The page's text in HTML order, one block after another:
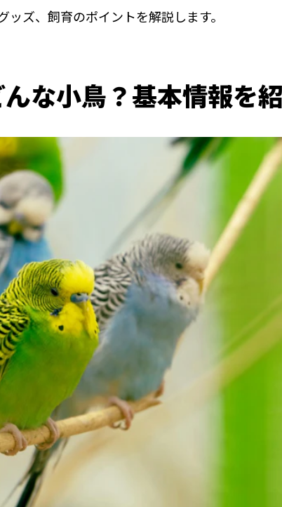
ズ、飼育のポイントを解説します。
な小鳥？基本情報を